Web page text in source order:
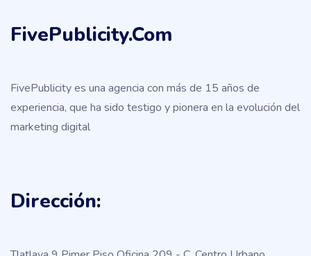
FivePublicity.com
FivePublicity es una agencia con más de 15 años de
experiencia, que ha sido testigo y pionera en la evolución del
marketing digital
Dirección: